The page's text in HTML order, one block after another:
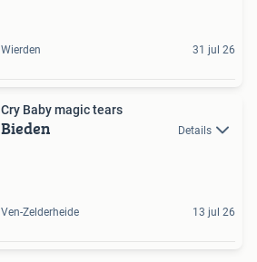
Wierden 31 jul 26
Cry Baby magic tears
Bieden Details
Ven-Zelderheide 13 jul 26